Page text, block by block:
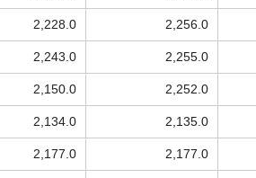
2,228.0 2,256.0
2,243.0 2,255.0
2,150.0 2,252.0
2,134.0 2,135.0
2,177.0 2,177.0